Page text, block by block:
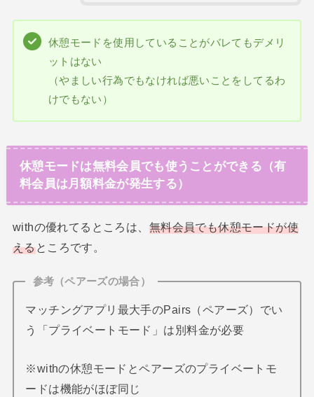
休憩モードを使用していることがバレてもデメリ
ットはない
（やましい行為でもなければ悪いことをしてるわ
けでもない）
休憩モードは無料会員でも使うことができる（有
料会員は月額料金が発生する）
withの優れてるところは、 無料会員でも休憩モードが使
えるところです。
参考（ペアーズの場合）
マッチングアプリ最大手のPairs（ペアーズ）でい
う「プライベートモード」は別料金が必要
※withの休憩モードとペアーズのプライベートモ
ードは機能がほぼ同じ